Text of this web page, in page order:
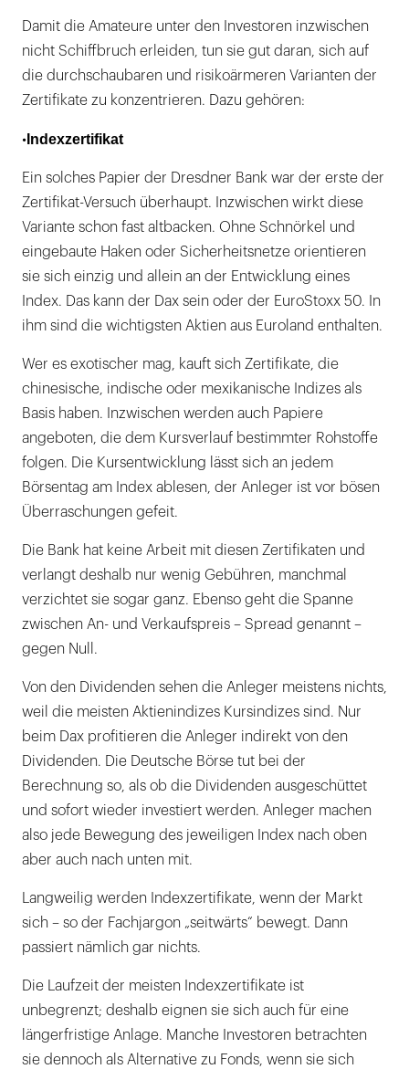
Damit die Amateure unter den Investoren inzwischen
nicht Schiffbruch erleiden, tun sie gut daran, sich auf
die durchschaubaren und risikoärmeren Varianten der
Zertifikate zu konzentrieren. Dazu gehören:
• Indexzertifikat
Ein solches Papier der Dresdner Bank war der erste der
Zertifikat-Versuch überhaupt. Inzwischen wirkt diese
Variante schon fast altbacken. Ohne Schnörkel und
eingebaute Haken oder Sicherheitsnetze orientieren
sie sich einzig und allein an der Entwicklung eines
Index. Das kann der Dax sein oder der EuroStoxx 50. In
ihm sind die wichtigsten Aktien aus Euroland enthalten.
Wer es exotischer mag, kauft sich Zertifikate, die
chinesische, indische oder mexikanische Indizes als
Basis haben. Inzwischen werden auch Papiere
angeboten, die dem Kursverlauf bestimmter Rohstoffe
folgen. Die Kursentwicklung lässt sich an jedem
Börsentag am Index ablesen, der Anleger ist vor bösen
Überraschungen gefeit.
Die Bank hat keine Arbeit mit diesen Zertifikaten und
verlangt deshalb nur wenig Gebühren, manchmal
verzichtet sie sogar ganz. Ebenso geht die Spanne
zwischen An- und Verkaufspreis – Spread genannt –
gegen Null.
Von den Dividenden sehen die Anleger meistens nichts,
weil die meisten Aktienindizes Kursindizes sind. Nur
beim Dax profitieren die Anleger indirekt von den
Dividenden. Die Deutsche Börse tut bei der
Berechnung so, als ob die Dividenden ausgeschüttet
und sofort wieder investiert werden. Anleger machen
also jede Bewegung des jeweiligen Index nach oben
aber auch nach unten mit.
Langweilig werden Indexzertifikate, wenn der Markt
sich – so der Fachjargon „seitwärts“ bewegt. Dann
passiert nämlich gar nichts.
Die Laufzeit der meisten Indexzertifikate ist
unbegrenzt; deshalb eignen sie sich auch für eine
längerfristige Anlage. Manche Investoren betrachten
sie dennoch als Alternative zu Fonds, wenn sie sich